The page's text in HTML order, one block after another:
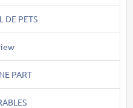
DE PETS
PART